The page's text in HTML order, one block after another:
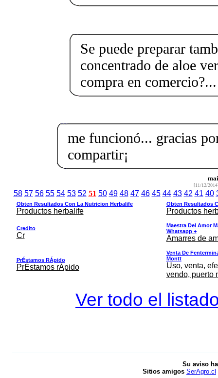
Se puede preparar
concentrado de aloe
compra en comercio?...
me funcionó... gracias
compartir¡
[11/12/
58 57 56 55 54 53 52 51 50 49 48 47 46 45 44 43 42 41 40
Obten Resultados Con La Nutricion Herbalife
Productos herbalife
Obten Resultados
Productos
Credito
Cr
Maestra Del Amor
Whatsapp +
Amarres de
PrÉstamos RÁpido
PrÉstamos rÁpido
Venta De
Montt
Uso, venta,
vendo, puerto
Ver todo el
Su aviso
Sitios amigos SerAgro.cl